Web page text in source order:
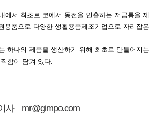
에서 최초로 코에서 동전을 인출하는 저금통을
용품으로 다양한 생활용품제조기업으로 자리잡
하나의 제품을 생산하기 위해 최초로 만들어
함이 담겨 있다.
사 mr@gimpo.com